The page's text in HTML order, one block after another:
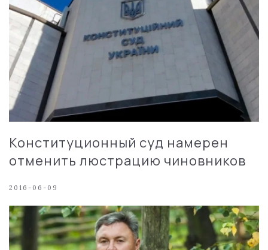
Конституционный суд намерен
отменить люстрацию чиновников
2016-06-09